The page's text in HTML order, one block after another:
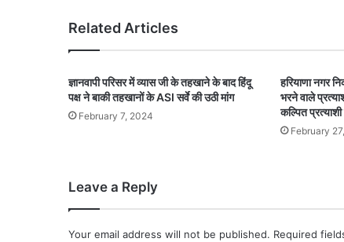
Related Articles
ज्ञानवापी परिसर में व्यास जी के तहखाने के बाद हिंदू
पक्ष ने बाकी तहखानों के ASI सर्वे की उठी मांग
February 7, 2024
हरियाणा नगर
भरने वाले
कल्पित प्रत्याशी
February
Leave a Reply
Your email address will not be published. Required